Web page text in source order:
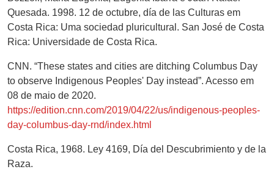
Quesada. 1998. 12 de octubre, día de las Culturas em
Costa Rica: Uma sociedad pluricultural. San José de Costa
Rica: Universidade de Costa Rica.
CNN. “These states and cities are ditching Columbus Day
to observe Indigenous Peoples' Day instead”. Acesso em
08 de maio de 2020.
https://edition.cnn.com/2019/04/22/us/indigenous-peoples-
day-columbus-day-rnd/index.html
Costa Rica, 1968. Ley 4169, Día del Descubrimiento y de la
Raza.